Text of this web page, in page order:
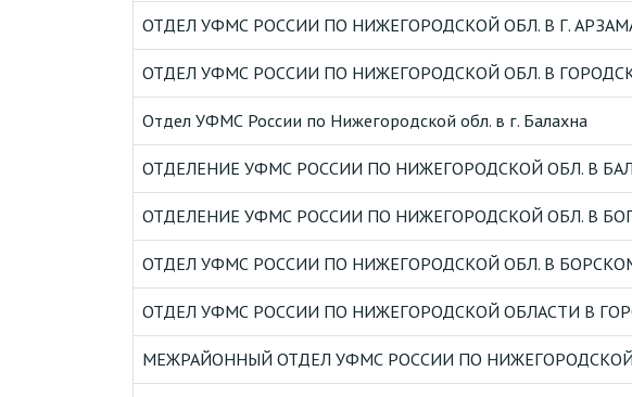
ОТДЕЛ УФМС РОССИИ ПО НИЖЕГОРОДСКОЙ ОБЛ. В Г.
ОТДЕЛ УФМС РОССИИ ПО НИЖЕГОРОДСКОЙ ОБЛ. В
Отдел УФМС России по Нижегородской обл. в г. Балахна
ОТДЕЛЕНИЕ УФМС РОССИИ ПО НИЖЕГОРОДСКОЙ ОБЛ. В
ОТДЕЛЕНИЕ УФМС РОССИИ ПО НИЖЕГОРОДСКОЙ ОБЛ. В
ОТДЕЛ УФМС РОССИИ ПО НИЖЕГОРОДСКОЙ ОБЛ. В
ОТДЕЛ УФМС РОССИИ ПО НИЖЕГОРОДСКОЙ ОБЛАСТИ В
МЕЖРАЙОННЫЙ ОТДЕЛ УФМС РОССИИ ПО НИЖЕГОРОДСКОЙ